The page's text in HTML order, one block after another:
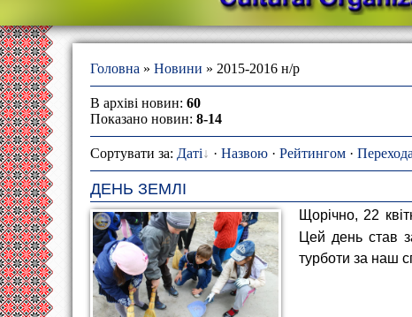
Головна » Новини » 2015-2016 н/р
В архіві новин: 60
Показано новин: 8-14
Сортувати за: Даті · Назвою · Рейтингом ·
ДЕНЬ ЗЕМЛІ
Щорічно, 22
Цей день став
турботи за наш